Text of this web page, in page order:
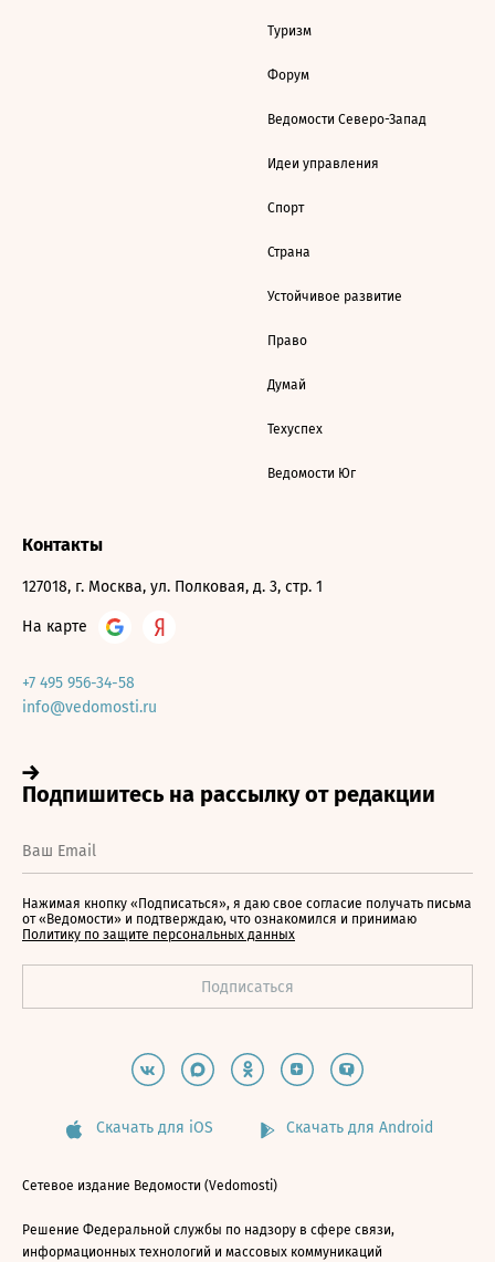
Туризм
Форум
Ведомости Северо-Запад
Идеи управления
Спорт
Страна
Устойчивое развитие
Право
Думай
Техуспех
Ведомости Юг
Контакты
127018, г. Москва, ул. Полковая, д. 3, стр. 1
На карте
+7 495 956-34-58
info@vedomosti.ru
Нажимая кнопку «Подписаться», я даю свое согласие получать письма
от «Ведомости» и подтверждаю, что ознакомился и принимаю
Политику по защите персональных данных
Скачать для iOS Скачать для Android
Сетевое издание Ведомости (Vedomosti)
Решение Федеральной службы по надзору в сфере связи,
информационных технологий и массовых коммуникаций